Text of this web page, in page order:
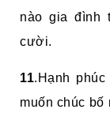
nào gia đình
cười.
11.Hạnh
muốn chúc bố